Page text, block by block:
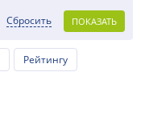
ПОКАЗАТЬ
Сбросить
Рейтингу